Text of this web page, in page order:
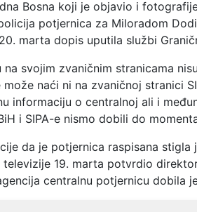
Bosna koji je objavio i
potjernica za Miloradom
marta dopis uputila službi
svojim zvaničnim stranicama
može naći ni na zvaničnoj stranici
informaciju o centralnoj ali i
i SIPA-e nismo dobili do
da je potjernica raspisana stigla
televizije 19. marta potvrdio
centralnu potjernicu dobila